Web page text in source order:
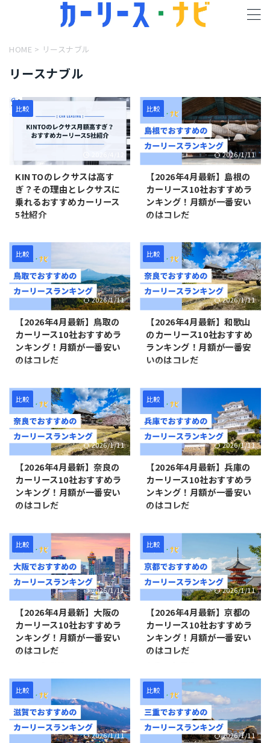
HOME > リースナブル
リースナブル
比較
KINTOのレクサスは高す
ぎ？その理由とレクサスに
乗れるおすすめカーリース
5社紹介
スということもあり、「レクサ
スにリースで乗るならKINTO」
というイメージを持っている人
は多いでしょう。しかし、
KINTOは月額が高めに設定され
ているのが大きなデメリットで
す。 そこで本記事では、レクサ
スにリースで乗りたい人に向け
た、おすすめカーリース5社を
紹介しています。KINTOよりも
月額が安く、しかもサービスが
しているのでぜひ参考にしてみ
てください。 ＼最後にレクサス
がもらえるカーリース／ オリッ
クスカーリース公式サイトへ
（審査無料） KI ...
比較
2026/1/11
【2026年4月最新】島根の
カーリース10社おすすめラ
ンキング！月額が一番安い
のはコレだ
台数」は1.384台であり、1世帯
に1台以上の車を保有していま
す（自動車検査登録情報協会よ
り）。県全域がクルマ社会であ
り、車は必需品のひとつとして
生活に欠かせない存在です。 そ
んな島根において、カーリース
で車に乗ることを検討している
人は多いです。カーリースは車
両代金や税金、自賠責保険料な
どの費用をリース契約に組み込
できるサービスです。 利用者は
年々増加傾向にあり、2025年3
月時点ではカーリース（個人向
けリース）の車両台数が72万台
を突破しました。 ...
比較
2026/1/11
【2026年4月最新】鳥取の
カーリース10社おすすめラ
ンキング！月額が一番安い
のはコレだ
台数」は1.431台であり、1世帯
に1台以上の車を保有していま
す（自動車検査登録情報協会よ
り）。県全域がクルマ社会であ
り、車は必需品のひとつとして
生活に欠かせない存在です。 そ
んな鳥取において、カーリース
で車に乗ることを検討している
人は多いです。カーリースは車
両代金や税金、自賠責保険料な
どの費用をリース契約に組み込
できるサービスです。 利用者は
年々増加傾向にあり、2025年3
月時点ではカーリース（個人向
けリース）の車両台数が72万台
を突破しました。 ...
比較
2026/1/11
【2026年4月最新】和歌山
のカーリース10社おすすめ
ランキング！月額が一番安
いのはコレだ
有台数」は1.221台であり、1世
帯に1台以上の車を保有してい
ます（自動車検査登録情報協会
より）。県全域がクルマ社会で
あり、車は必需品のひとつとし
て生活に欠かせない存在です。
そんな和歌山において、カーリ
ースで車に乗ることを検討して
いる人は多いです。カーリース
は車両代金や税金、自賠責保険
料などの費用をリース契約に組
所有できるサービスです。 利用
者は年々増加傾向にあり、2025
年3月時点ではカーリース（個
人向けリース）の車両台数が72
万台を突破しました ...
比較
2026/1/11
【2026年4月最新】奈良の
カーリース10社おすすめラ
ンキング！月額が一番安い
のはコレだ
台数」は1.060台であり、1世帯
に1台以上の車を保有していま
す（自動車検査登録情報協会よ
り）。県全域がクルマ社会であ
り、車は必需品のひとつとして
生活に欠かせない存在です。 そ
んな奈良において、カーリース
で車に乗ることを検討している
人は多いです。カーリースは車
両代金や税金、自賠責保険料な
どの費用をリース契約に組み込
できるサービスです。 利用者は
年々増加傾向にあり、2025年3
月時点ではカーリース（個人向
けリース）の車両台数が72万台
を突破しました。 ...
比較
2026/1/11
【2026年4月最新】兵庫の
カーリース10社おすすめラ
ンキング！月額が一番安い
のはコレだ
台数」は0.88台であり、1世帯
あたりの車保有台数は少ないで
す（自動車検査登録情報協会よ
り）。しかし、都市部を除けば
県全域がクルマ社会であり、車
は必需品のひとつとして生活に
欠かせない存在です。 そんな兵
庫において、カーリースで車に
乗ることを検討している人は多
いです。カーリースは車両代金
や税金、自賠責保険料などの費
月々定額でマイカーを所有でき
るサービスです。 利用者は年々
増加傾向にあり、2025年3月時
点ではカーリース（個人向けリ
ース）の車両台数が72万 ...
比較
2026/1/11
【2026年4月最新】大阪の
カーリース10社おすすめラ
ンキング！月額が一番安い
のはコレだ
台数」は0.611台であり、1世帯
あたりの車保有台数は少ないで
す（自動車検査登録情報協会よ
り）。しかし、都市部を除けば
県全域がクルマ社会であり、車
は必需品のひとつとして生活に
比較
2026/1/11
【2026年4月最新】京都の
カーリース10社おすすめラ
ンキング！月額が一番安い
のはコレだ
台数」は0.784台であり、1世帯
あたりの車保有台数は少ないで
す（自動車検査登録情報協会よ
り）。しかし、都市部を除けば
県全域がクルマ社会であり、車
は必需品のひとつとして生活に
比較
2026/1/11
比較
2026/1/11